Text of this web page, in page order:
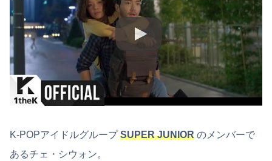
K-POPアイドルグループSUPER JUNIOR のメンバーで
あるチェ・シウォン。